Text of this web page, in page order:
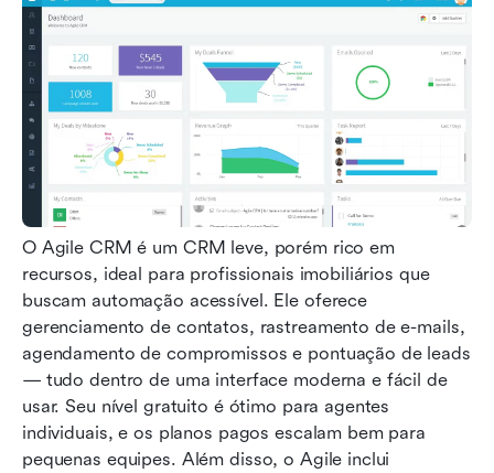
O Agile CRM é um CRM leve, porém rico em
recursos, ideal para profissionais imobiliários que
buscam automação acessível. Ele oferece
gerenciamento de contatos, rastreamento de e-mails,
agendamento de compromissos e pontuação de leads
— tudo dentro de uma interface moderna e fácil de
usar. Seu nível gratuito é ótimo para agentes
individuais, e os planos pagos escalam bem para
pequenas equipes. Além disso, o Agile inclui